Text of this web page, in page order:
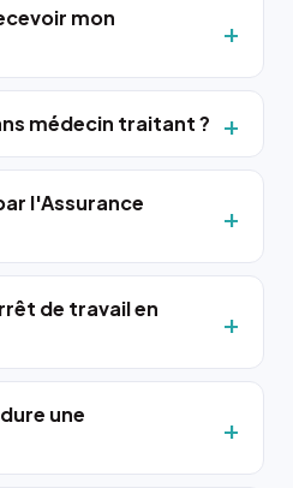
mon
médecin traitant ?
l'Assurance
de travail en
une